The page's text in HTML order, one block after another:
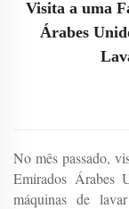
Visita a uma
Árabes
No mês passado,
Emirados Árabes
máquinas de